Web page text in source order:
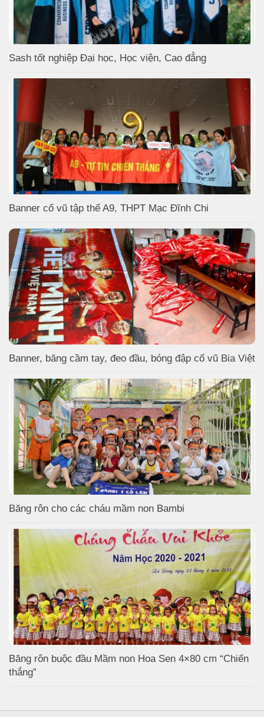
Sash tốt nghiệp Đại học, Học viện, Cao đẳng
Banner cổ vũ tập thể A9, THPT Mạc Đĩnh Chi
Banner, băng cầm tay, đeo đầu, bóng đập cổ vũ Bia Việt
Băng rôn cho các cháu mầm non Bambi
Băng rôn buộc đầu Mầm non Hoa Sen 4×80 cm “Chiến
thắng”